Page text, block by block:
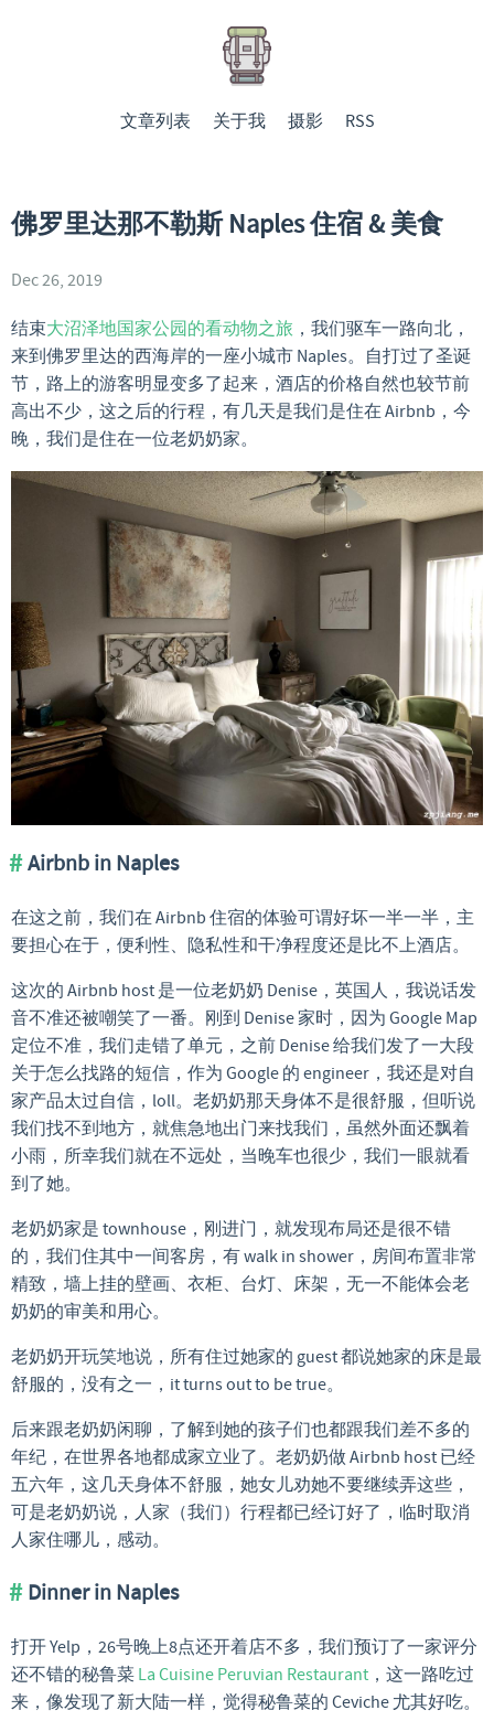
文章列表 关于我 摄影 RSS
佛罗里达那不勒斯 Naples 住宿 & 美食
Dec 26, 2019
结束大沼泽地国家公园的看动物之旅 ，我们驱车一路向北，
来到佛罗里达的西海岸的一座小城市 Naples。自打过了圣诞
节，路上的游客明显变多了起来，酒店的价格自然也较节前
高出不少，这之后的行程，有几天是我们是住在 Airbnb，今
晚，我们是住在一位老奶奶家。
Airbnb in Naples
在这之前，我们在 Airbnb 住宿的体验可谓好坏一半一半，主
要担心在于，便利性、隐私性和干净程度还是比不上酒店。
这次的 Airbnb host 是一位老奶奶 Denise，英国人，我说话发
音不准还被嘲笑了一番。刚到 Denise 家时，因为 Google Map
定位不准，我们走错了单元，之前 Denise 给我们发了一大段
关于怎么找路的短信，作为 Google 的 engineer，我还是对自
家产品太过自信，loll。老奶奶那天身体不是很舒服，但听说
我们找不到地方，就焦急地出门来找我们，虽然外面还飘着
小雨，所幸我们就在不远处，当晚车也很少，我们一眼就看
到了她。
老奶奶家是 townhouse，刚进门，就发现布局还是很不错
的，我们住其中一间客房，有 walk in shower，房间布置非常
精致，墙上挂的壁画、衣柜、台灯、床架，无一不能体会老
奶奶的审美和用心。
老奶奶开玩笑地说，所有住过她家的 guest 都说她家的床是最
舒服的，没有之一，it turns out to be true。
后来跟老奶奶闲聊，了解到她的孩子们也都跟我们差不多的
年纪，在世界各地都成家立业了。老奶奶做 Airbnb host 已经
五六年，这几天身体不舒服，她女儿劝她不要继续弄这些，
可是老奶奶说，人家（我们）行程都已经订好了，临时取消
人家住哪儿，感动。
Dinner in Naples
打开 Yelp，26号晚上8点还开着店不多，我们预订了一家评分
还不错的秘鲁菜La Cuisine Peruvian Restaurant ，这一路吃过
来，像发现了新大陆一样，觉得秘鲁菜的 Ceviche 尤其好吃。